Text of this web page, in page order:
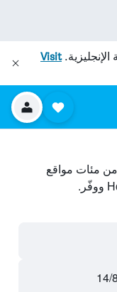
الإنجليزية.Visit
ابحث عن فنادق في Mount Claremont من مئات مواقع